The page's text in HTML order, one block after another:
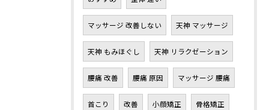
マッサージ 改善しない 天神 マッサージ
天神 もみほぐし 天神 リラクゼーション
腰痛 改善 腰痛 原因 マッサージ 腰痛
首こり 改善 小顔矯正 骨格矯正